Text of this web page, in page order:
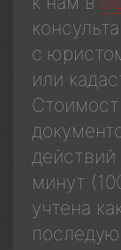
с
или
действий
минут
учтена